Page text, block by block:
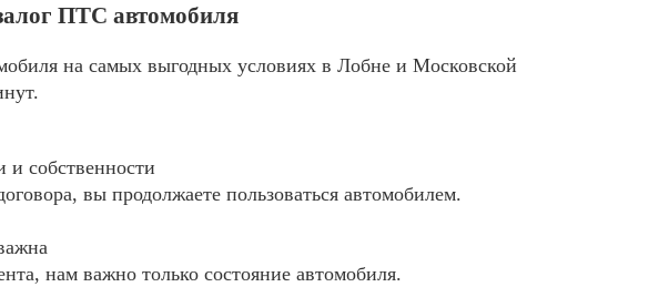
ПТС автомобиля
на самых выгодных условиях в Лобне и Московской
и собственности
вы продолжаете пользоваться автомобилем.
нам важно только состояние автомобиля.